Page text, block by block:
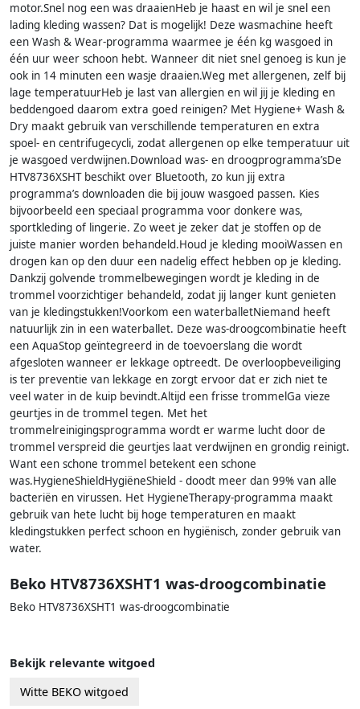
motor.Snel nog een was draaienHeb je haast en wil je snel een
lading kleding wassen? Dat is mogelijk! Deze wasmachine heeft
een Wash & Wear-programma waarmee je één kg wasgoed in
één uur weer schoon hebt. Wanneer dit niet snel genoeg is kun je
ook in 14 minuten een wasje draaien.Weg met allergenen, zelf bij
lage temperatuurHeb je last van allergien en wil jij je kleding en
beddengoed daarom extra goed reinigen? Met Hygiene+ Wash &
Dry maakt gebruik van verschillende temperaturen en extra
spoel- en centrifugecycli, zodat allergenen op elke temperatuur uit
je wasgoed verdwijnen.Download was- en droogprogramma’sDe
HTV8736XSHT beschikt over Bluetooth, zo kun jij extra
programma’s downloaden die bij jouw wasgoed passen. Kies
bijvoorbeeld een speciaal programma voor donkere was,
sportkleding of lingerie. Zo weet je zeker dat je stoffen op de
juiste manier worden behandeld.Houd je kleding mooiWassen en
drogen kan op den duur een nadelig effect hebben op je kleding.
Dankzij golvende trommelbewegingen wordt je kleding in de
trommel voorzichtiger behandeld, zodat jij langer kunt genieten
van je kledingstukken!Voorkom een waterballetNiemand heeft
natuurlijk zin in een waterballet. Deze was-droogcombinatie heeft
een AquaStop geïntegreerd in de toevoerslang die wordt
afgesloten wanneer er lekkage optreedt. De overloopbeveiliging
is ter preventie van lekkage en zorgt ervoor dat er zich niet te
veel water in de kuip bevindt.Altijd een frisse trommelGa vieze
geurtjes in de trommel tegen. Met het
trommelreinigingsprogramma wordt er warme lucht door de
trommel verspreid die geurtjes laat verdwijnen en grondig reinigt.
Want een schone trommel betekent een schone
was.HygieneShieldHygiëneShield - doodt meer dan 99% van alle
bacteriën en virussen. Het HygieneTherapy-programma maakt
gebruik van hete lucht bij hoge temperaturen en maakt
kledingstukken perfect schoon en hygiënisch, zonder gebruik van
water.
Beko HTV8736XSHT1 was-droogcombinatie
Beko HTV8736XSHT1 was-droogcombinatie
Bekijk relevante witgoed
Witte BEKO witgoed